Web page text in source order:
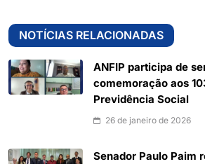
NOTÍCIAS RELACIONADAS
ANFIP participa de
comemoração aos
Previdência Social
26 de janeiro de 2026
Senador Paulo Paim